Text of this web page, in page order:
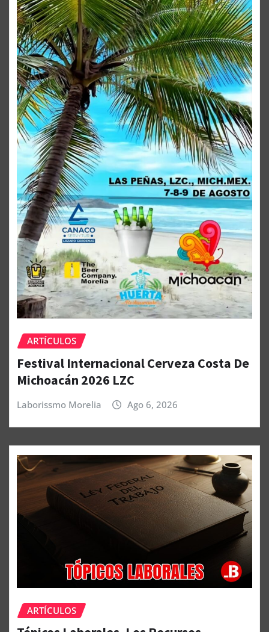
ARTÍCULOS
Festival Internacional Cerveza Costa De
Michoacán 2026 LZC
Laborissmo Morelia Ago 6, 2026
ARTÍCULOS